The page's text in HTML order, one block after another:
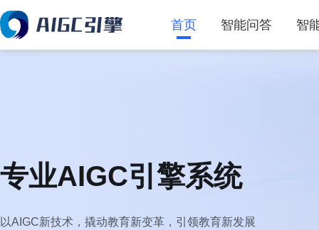
首页 智能问答 智
专业AIGC引擎系统
以AIGC新技术，撬动教育新变革，引领教育新发展